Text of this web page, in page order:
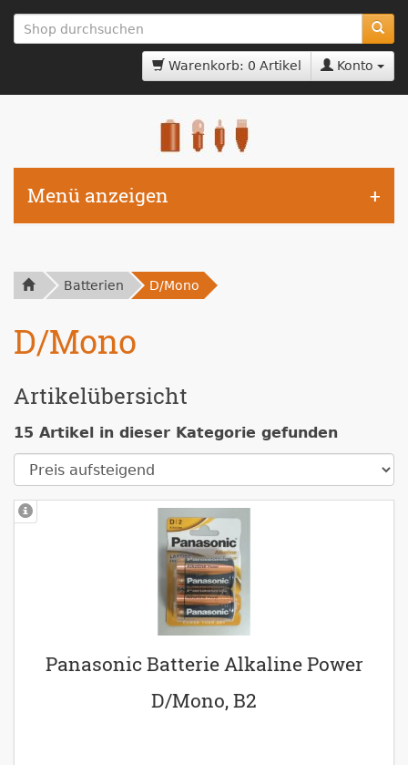
zum
Hauptinhalt
Warenkorb: 0 Artikel Konto
Menü anzeigen
Batterien D/Mono
D/Mono
Artikelübersicht
15 Artikel in dieser Kategorie gefunden
Panasonic Batterie Alkaline Power
D/Mono, B2